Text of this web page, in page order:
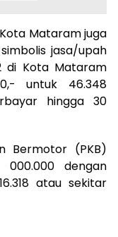
Mataram juga
jasa/upah
di Kota Mataram
untuk 46.348
hingga 30
Bermotor (PKB)
000.000 dengan
atau sekitar